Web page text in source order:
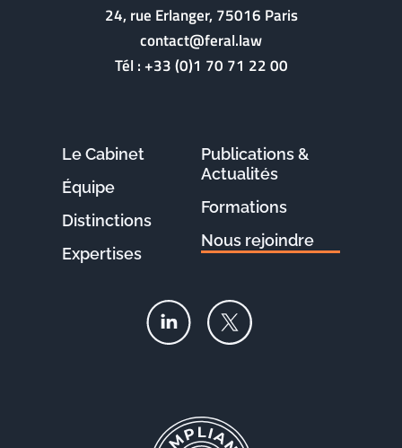
24, rue Erlanger, 75016 Paris
contact@feral.law
Tél :+33 (0)1 70 71 22 00
Le Cabinet
Équipe
Distinctions
Expertises
Publications &
Actualités
Formations
Nous rejoindre